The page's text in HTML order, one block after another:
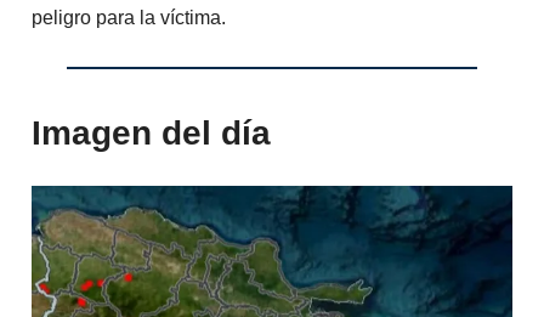
peligro para la víctima.
Imagen del día